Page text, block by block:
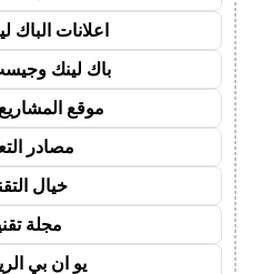
اعلانات الباك لينك
باك لينك
موقع
مصادر
خيال
مجلة
يو ان بي